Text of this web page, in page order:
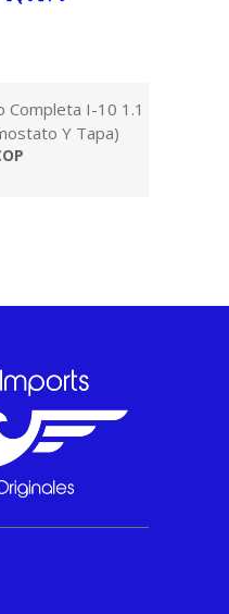
I-10 1.1
Y Tapa)